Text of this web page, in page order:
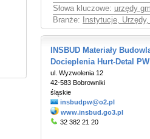
Słowa kluczowe: urzędy
Branże:
Instytucje,
INSBUD Materiały
Docieplenia Hurt-Detal
ul. Wyzwolenia 12
42-583 Bobrowniki
śląskie
insbudpw@o2.pl
www.insbud.go3.pl
32 382 21 20